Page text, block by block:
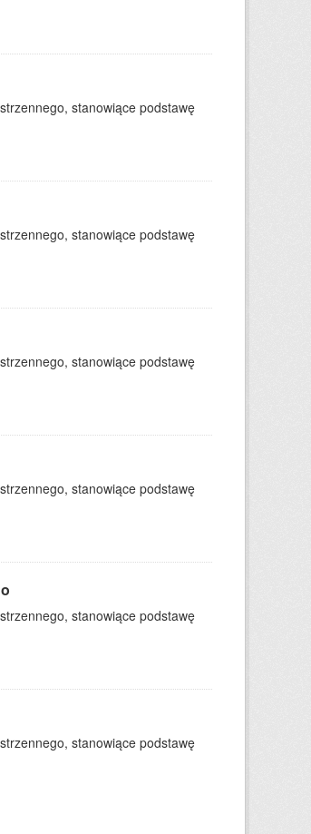
stanowiące podstawę
stanowiące podstawę
stanowiące podstawę
stanowiące podstawę
stanowiące podstawę
stanowiące podstawę